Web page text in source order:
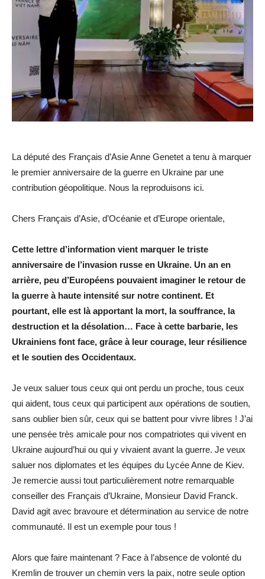
La député des Français d’Asie Anne Genetet a tenu à marquer
le premier anniversaire de la guerre en Ukraine par une
contribution géopolitique. Nous la reproduisons ici.
Chers Français d’Asie, d’Océanie et d’Europe orientale,
Cette lettre d’information vient marquer le triste
anniversaire de l’invasion russe en Ukraine. Un an en
arrière, peu d’Européens pouvaient imaginer le retour de
la guerre à haute intensité sur notre continent. Et
pourtant, elle est là apportant la mort, la souffrance, la
destruction et la désolation… Face à cette barbarie, les
Ukrainiens font face, grâce à leur courage, leur résilience
et le soutien des Occidentaux.
Je veux saluer tous ceux qui ont perdu un proche, tous ceux
qui aident, tous ceux qui participent aux opérations de soutien,
sans oublier bien sûr, ceux qui se battent pour vivre libres ! J’ai
une pensée très amicale pour nos compatriotes qui vivent en
Ukraine aujourd’hui ou qui y vivaient avant la guerre. Je veux
saluer nos diplomates et les équipes du Lycée Anne de Kiev.
Je remercie aussi tout particulièrement notre remarquable
conseiller des Français d’Ukraine, Monsieur David Franck.
David agit avec bravoure et détermination au service de notre
communauté. Il est un exemple pour tous !
Alors que faire maintenant ? Face à l’absence de volonté du
Kremlin de trouver un chemin vers la paix, notre seule option